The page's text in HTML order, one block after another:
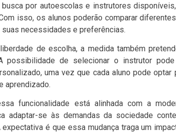
por autoescolas e instrutores
isso, os alunos poderão comparar
necessidades e preferências.
de escolha, a medida também
possibilidade de selecionar o instrutor
uma vez que cada aluno pode
aprendizado.
funcionalidade está alinhada com a
adaptar-se às demandas da sociedade
é que essa mudança traga um